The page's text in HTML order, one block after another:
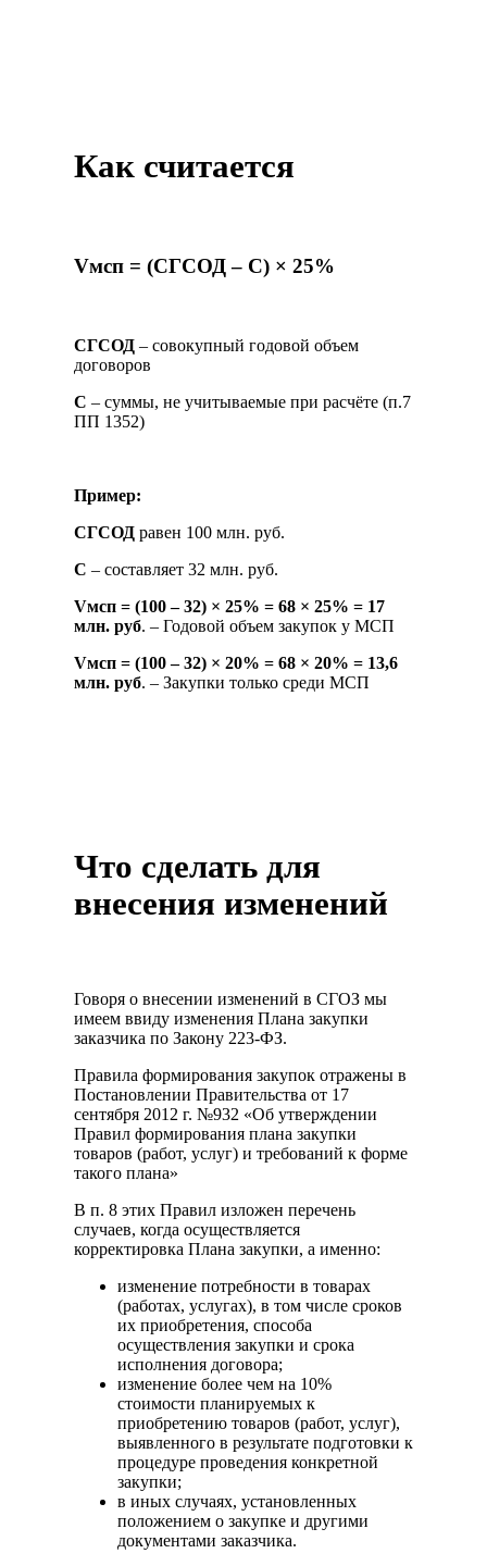
Как считается
Vмсп = (СГСОД – С) × 25%
СГСОД– совокупный годовой объем
договоров
С – суммы, не учитываемые при расчёте (п.7
ПП 1352)
Пример:
СГСОДравен 100 млн. руб.
С – составляет 32 млн. руб.
Vмсп = (100 – 32) × 25% = 68 × 25% = 17
млн. руб. – Годовой объем закупок у МСП
Vмсп = (100 – 32) × 20% = 68 × 20% = 13,6
млн. руб. – Закупки только среди МСП
Что сделать для
внесения изменений
Говоря о внесении изменений в СГОЗ мы
имеем ввиду изменения Плана закупки
заказчика по Закону 223-ФЗ.
Правила формирования закупок отражены в
Постановлении Правительства от 17
сентября 2012 г. №932 «Об утверждении
Правил формирования плана закупки
товаров (работ, услуг) и требований к форме
такого плана»
В п. 8 этих Правил изложен перечень
случаев, когда осуществляется
корректировка Плана закупки, а именно:
изменение потребности в товарах
(работах, услугах), в том числе сроков
их приобретения, способа
осуществления закупки и срока
исполнения договора;
изменение более чем на 10%
стоимости планируемых к
приобретению товаров (работ, услуг),
выявленного в результате подготовки к
процедуре проведения конкретной
закупки;
в иных случаях, установленных
положением о закупке и другими
документами заказчика.